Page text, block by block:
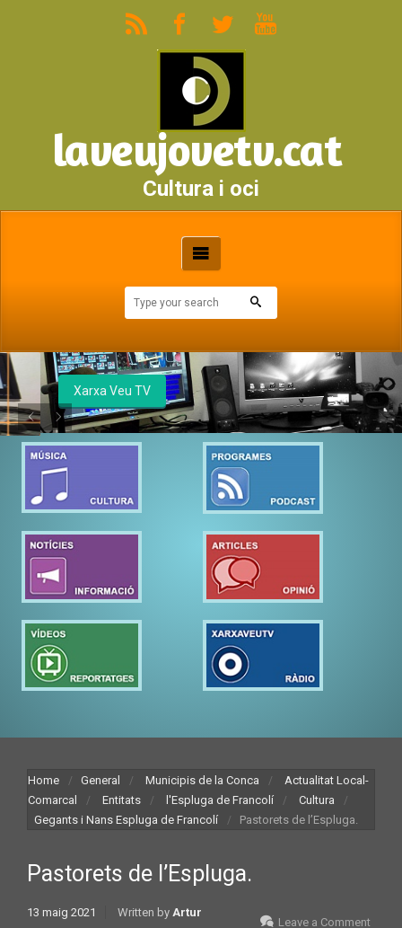
laveujovetv.cat
Cultura i oci
Xarxa Veu TV
Home General Municipis de la Conca
Actualitat Local-
Comarcal
Entitats l'Espluga de Francolí
Cultura
Gegants i Nans Espluga de Francolí
Pastorets de l’Espluga.
Pastorets de l’Espluga.
13 maig 2021
Leave a Comment
Written by Artur